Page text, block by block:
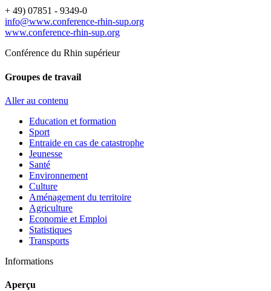
+ 49) 07851 - 9349-0
info@www.conference-rhin-sup.org
www.conference-rhin-sup.org
Conférence du Rhin supérieur
Groupes de travail
Aller au contenu
Education et formation
Sport
Entraide en cas de catastrophe
Jeunesse
Santé
Environnement
Culture
Aménagement du territoire
Agriculture
Economie et Emploi
Statistiques
Transports
Informations
Aperçu